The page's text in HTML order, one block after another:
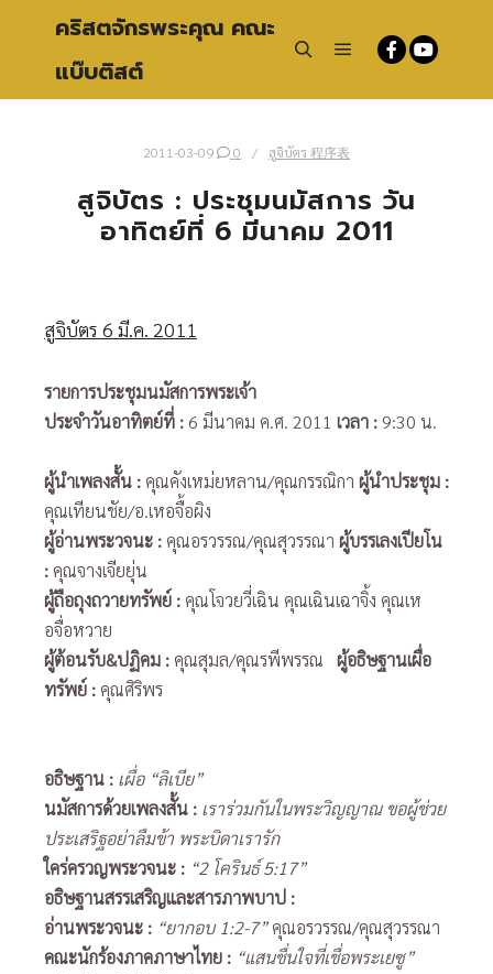
คริสตจักรพระคุณ คณะ
แบ๊บติสต์
2011-03-09 0 สูจิบัตร 程序表
สูจิบัตร : ประชุมนมัสการ วัน
อาทิตย์ที่ 6 มีนาคม 2011
สูจิบัตร 6 มี.ค. 2011
รายการประชุมนมัสการพระเจ้า
ประจำวันอาทิตย์ที่ : 6 มีนาคม ค.ศ. 2011 เวลา : 9:30 น.
ผู้นำเพลงสั้น : คุณคังเหม่ยหลาน/คุณกรรณิกา ผู้นำประชุม :
คุณเทียนชัย/อ.เหอจื้อผิง
ผู้อ่านพระวจนะ : คุณอรวรรณ/คุณสุวรรณา ผู้บรรเลงเปียโน
: คุณจางเจียยุ่น
ผู้ถือถุงถวายทรัพย์ : คุณโจวยวี่เฉิน คุณเฉินเฉาจิ้ง คุณเห
อจื่อหวาย
ผู้ต้อนรับ&ปฏิคม : คุณสุมล/คุณรพีพรรณ ผู้อธิษฐานเผื่อ
ทรัพย์ : คุณศิริพร
อธิษฐาน : เผื่อ “ลิเบีย”
นมัสการด้วยเพลงสั้น : เราร่วมกันในพระวิญญาณ ขอผู้ช่วย
ประเสริฐอย่าลืมข้า พระบิดาเรารัก
ใคร่ครวญพระวจนะ : “2 โครินธ์ 5:17”
อธิษฐานสรรเสริญและสารภาพบาป :
อ่านพระวจนะ : “ยากอบ 1:2-7”คุณอรวรรณ/คุณสุวรรณา
คณะนักร้องภาคภาษาไทย : “แสนชื่นใจที่เชื่อพระเยซู”